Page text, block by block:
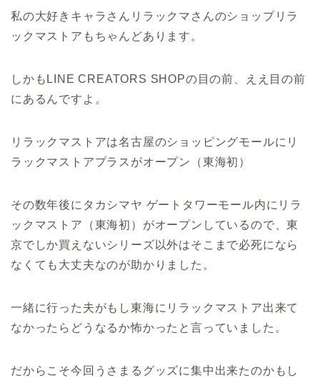
私の大好きキャラさんリラックマさんのショップリラ
ックマストアもちゃんどあります。
しかもLINE CREATORS SHOPの目の前、ええ目の前
にあるんですよ。
リラックマストアは名古屋のショッピングモールにリ
ラックマストアプラスがオープン（東海初）
その数年後にタカシマヤ ゲートタワーモール内にリラ
ックマストア（東海初）がオープンしているので、東
京でしか買えないシリーズ以外はそこまで必死になら
なくても大丈夫なのが助かりました。
一緒に行った夫がもし東海にリラックマストア出来て
なかったらどうなるか怖かったと言っていました。
だからこそ今回うさまるグッズに集中出来たのかもし